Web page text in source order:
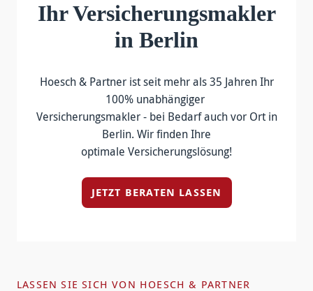
Ihr Versicherungsmakler
in Berlin
Hoesch & Partner ist seit mehr als 35 Jahren Ihr
100% unabhängiger
Versicherungsmakler - bei Bedarf auch vor Ort in
Berlin. Wir finden Ihre
optimale Versicherungslösung!
JETZT BERATEN LASSEN
LASSEN SIE SICH VON HOESCH & PARTNER